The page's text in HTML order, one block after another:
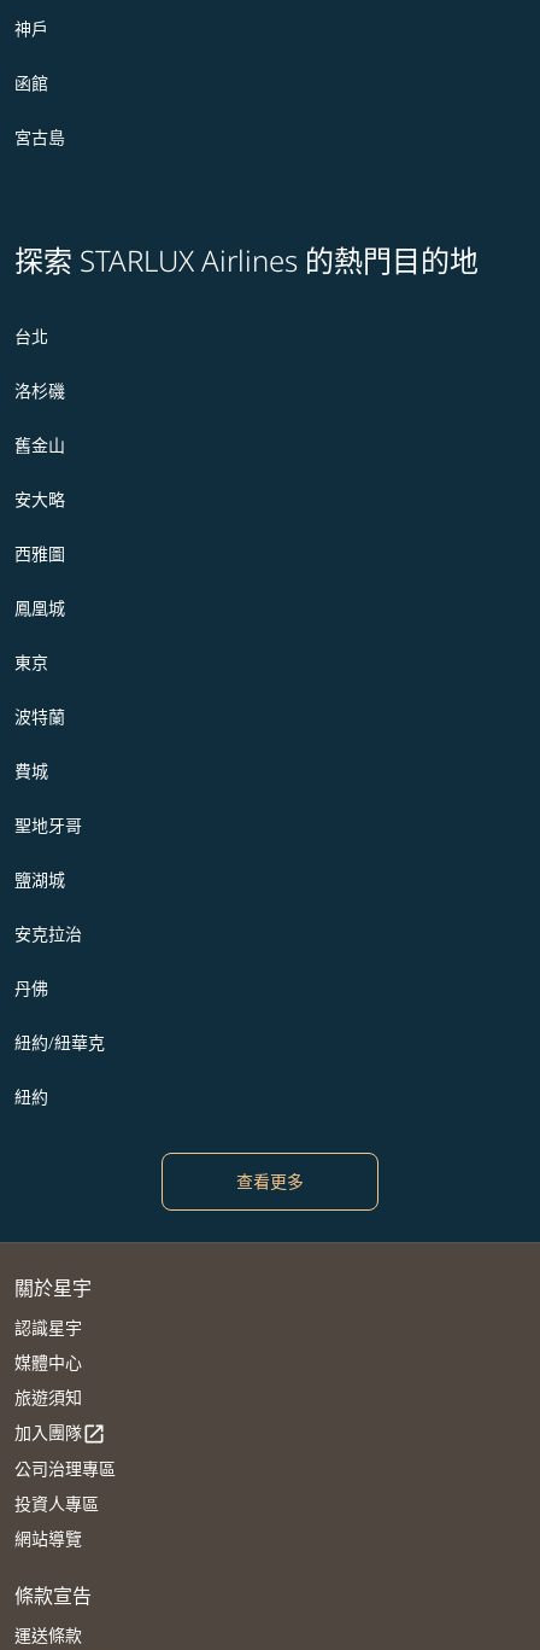
神戶
函館
宮古島
探索 STARLUX Airlines 的熱門目的地
台北
洛杉磯
舊金山
安大略
西雅圖
鳳凰城
東京
波特蘭
費城
聖地牙哥
鹽湖城
安克拉治
丹佛
紐約/紐華克
紐約
查看更多
關於星宇
認識星宇
媒體中心
旅遊須知
加入團隊open_in_new
公司治理專區
投資人專區
網站導覽
條款宣告
運送條款